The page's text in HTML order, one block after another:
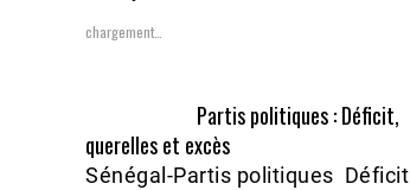
chargement…
Partis politiques : Déficit,
querelles et excès
Sénégal-Partis politiques Déficit